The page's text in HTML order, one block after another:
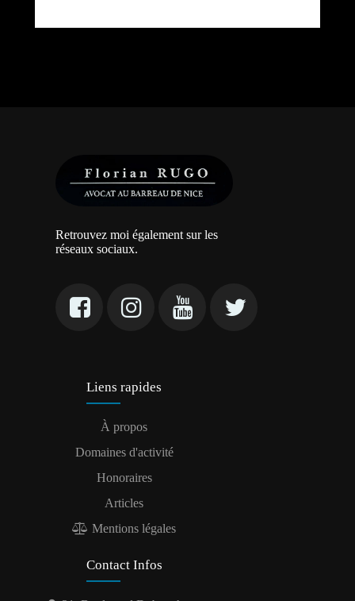
Retrouvez moi également sur les
réseaux sociaux.
Liens rapides
À propos
Domaines d'activité
Honoraires
Articles
Mentions légales
Contact Infos